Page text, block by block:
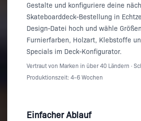
Gestalte und konfiguriere deine
Skateboarddeck-Bestellung in
Design-Datei hoch und wähle
Furnierfarben, Holzart, Klebstoffe
Specials im Deck-Konfigurator.
Vertraut von Marken in über 40 Ländern ·
Produktionszeit: 4–6 Wochen
Einfacher Ablauf